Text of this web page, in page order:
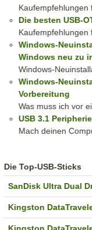
Kaufempfehlungen
Die besten USB-
Kaufempfehlungen
Windows-
Windows neu zu
Windows-
Windows-
Vorbereitung
Was muss ich vor
USB 3.1
Mach deinen
Die Top-USB-Sticks
SanDisk Ultra Dual
Kingston